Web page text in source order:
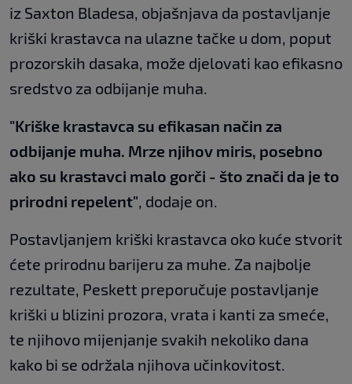
iz Saxton Bladesa, objašnjava da postavljanje
kriški krastavca na ulazne tačke u dom, poput
prozorskih dasaka, može djelovati kao efikasno
sredstvo za odbijanje muha.
"Kriške krastavca su efikasan način za
odbijanje muha. Mrze njihov miris, posebno
ako su krastavci malo gorči - što znači da je to
prirodni repelent", dodaje on.
Postavljanjem kriški krastavca oko kuće stvorit
ćete prirodnu barijeru za muhe. Za najbolje
rezultate, Peskett preporučuje postavljanje
kriški u blizini prozora, vrata i kanti za smeće,
te njihovo mijenjanje svakih nekoliko dana
kako bi se održala njihova učinkovitost.